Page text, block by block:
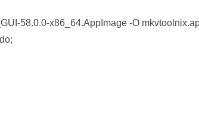
58.0.0-x86_64.AppImage -O